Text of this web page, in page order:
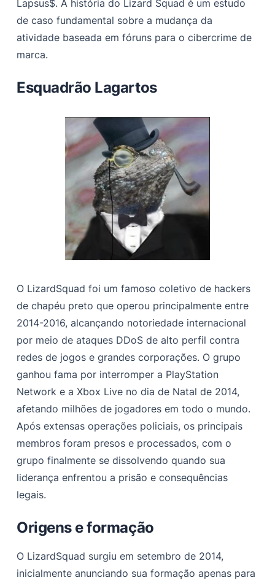
Lapsus$. A história do Lizard Squad é um estudo
de caso fundamental sobre a mudança da
atividade baseada em fóruns para o cibercrime de
marca.
Esquadrão Lagartos
O LizardSquad foi um famoso coletivo de hackers
de chapéu preto que operou principalmente entre
2014-2016, alcançando notoriedade internacional
por meio de ataques DDoS de alto perfil contra
redes de jogos e grandes corporações. O grupo
ganhou fama por interromper a PlayStation
Network e a Xbox Live no dia de Natal de 2014,
afetando milhões de jogadores em todo o mundo.
Após extensas operações policiais, os principais
membros foram presos e processados, com o
grupo finalmente se dissolvendo quando sua
liderança enfrentou a prisão e consequências
legais.
Origens e formação
O LizardSquad surgiu em setembro de 2014,
inicialmente anunciando sua formação apenas para